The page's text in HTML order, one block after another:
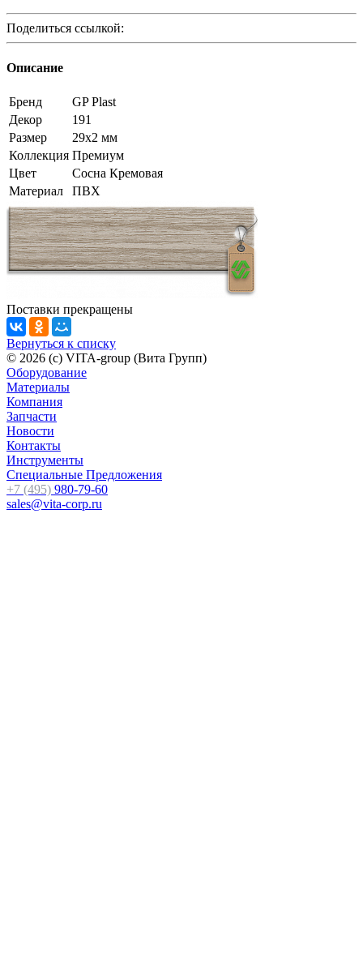
Поделиться ссылкой:
Описание
Бренд
GP Plast
Декор
191
Размер
29x2 мм
Коллекция Премиум
Цвет
Сосна Кремовая
Материал
ПВХ
Поставки прекращены
Вернуться к списку
© 2026 (c) VITA-group (Вита Групп)
Оборудование
Материалы
Компания
Запчасти
Новости
Контакты
Инструменты
Специальные Предложения
+7 (495) 980-79-60
sales@vita-corp.ru